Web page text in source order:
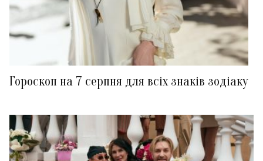
Гороскоп на 7 серпня для всіх знаків зодіаку